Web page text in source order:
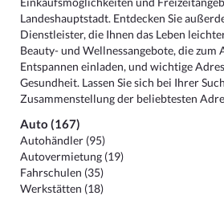
Landeshauptstadt. Entdecken Sie
Dienstleister, die Ihnen das Leben
Beauty- und Wellnessangebote, die zum
Entspannen einladen, und wichtige
Gesundheit. Lassen Sie sich bei Ihrer
Zusammenstellung der beliebtesten
Auto (167)
Autohändler (95)
Autovermietung (19)
Fahrschulen (35)
Werkstätten (18)